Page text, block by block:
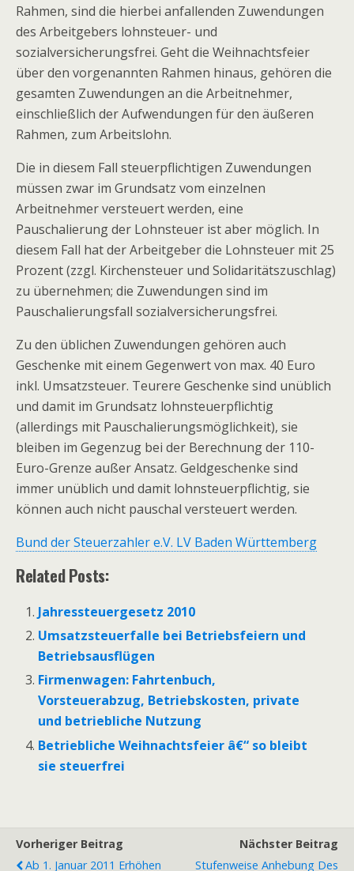
Rahmen, sind die hierbei anfallenden Zuwendungen
des Arbeitgebers lohnsteuer- und
sozialversicherungsfrei. Geht die Weihnachtsfeier
über den vorgenannten Rahmen hinaus, gehören die
gesamten Zuwendungen an die Arbeitnehmer,
einschließlich der Aufwendungen für den äußeren
Rahmen, zum Arbeitslohn.
Die in diesem Fall steuerpflichtigen Zuwendungen
müssen zwar im Grundsatz vom einzelnen
Arbeitnehmer versteuert werden, eine
Pauschalierung der Lohnsteuer ist aber möglich. In
diesem Fall hat der Arbeitgeber die Lohnsteuer mit 25
Prozent (zzgl. Kirchensteuer und Solidaritätszuschlag)
zu übernehmen; die Zuwendungen sind im
Pauschalierungsfall sozialversicherungsfrei.
Zu den üblichen Zuwendungen gehören auch
Geschenke mit einem Gegenwert von max. 40 Euro
inkl. Umsatzsteuer. Teurere Geschenke sind unüblich
und damit im Grundsatz lohnsteuerpflichtig
(allerdings mit Pauschalierungsmöglichkeit), sie
bleiben im Gegenzug bei der Berechnung der 110-
Euro-Grenze außer Ansatz. Geldgeschenke sind
immer unüblich und damit lohnsteuerpflichtig, sie
können auch nicht pauschal versteuert werden.
Bund der Steuerzahler e.V. LV Baden Württemberg
Related Posts:
Jahressteuergesetz 2010
Umsatzsteuerfalle bei Betriebsfeiern und
Betriebsausflügen
Firmenwagen: Fahrtenbuch,
Vorsteuerabzug, Betriebskosten, private
und betriebliche Nutzung
Betriebliche Weihnachtsfeier â€“ so bleibt
sie steuerfrei
Vorheriger Beitrag
Ab 1. Januar 2011 Erhöhen
Nächster Beitrag
Stufenweise Anhebung Des